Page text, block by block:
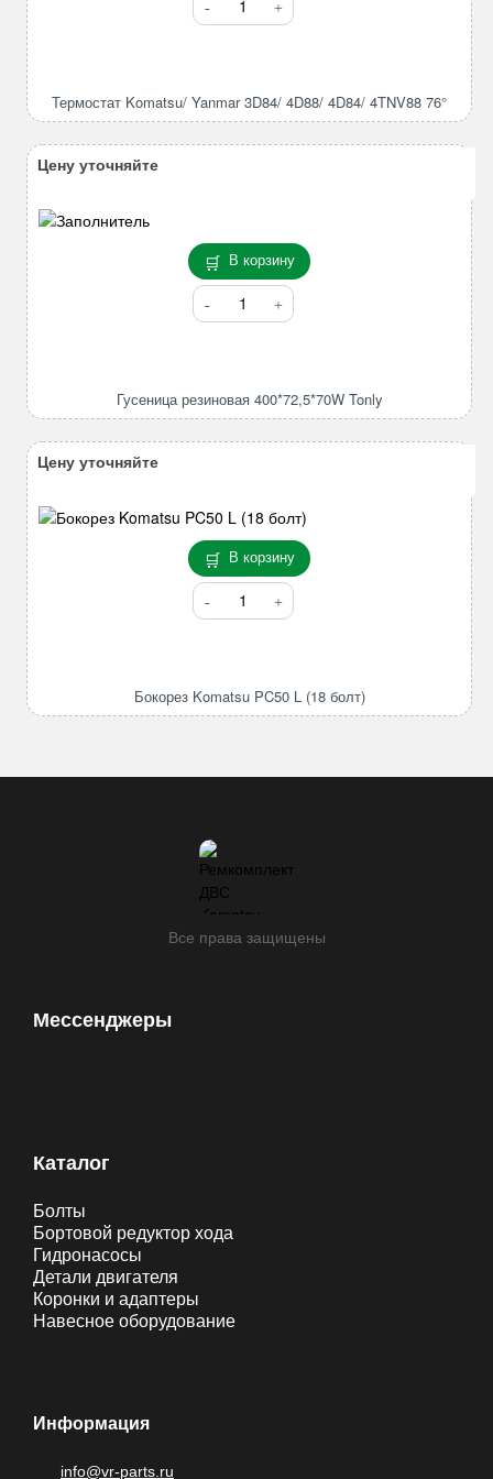
товара
3D84/
Термостат Komatsu/ Yanmar 3D84/ 4D88/ 4D84/ 4TNV88 76°
В корзину
Количество
товара
Tonly
Гусеница резиновая 400*72,5*70W Tonly
Цену уточняйте
В корзину
Количество
товара
L
Бокорез Komatsu PC50 L (18 болт)
Цену уточняйте
Все права защищены
Мессенджеры
Каталог
Болты
Бортовой редуктор хода
Гидронасосы
Детали двигателя
Коронки и адаптеры
Навесное оборудование
Информация
info@vr-parts.ru